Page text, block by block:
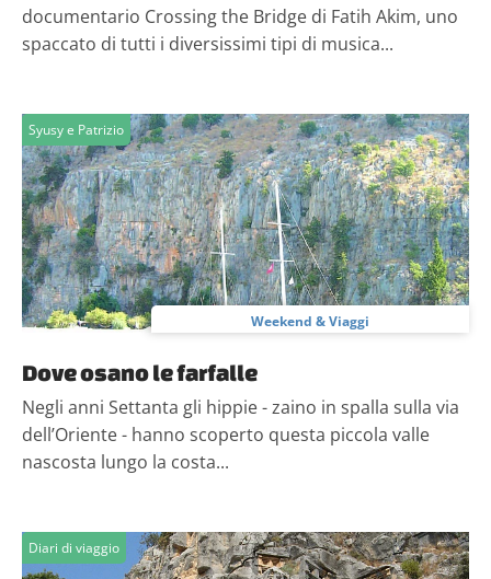
documentario Crossing the Bridge di Fatih Akim, uno
spaccato di tutti i diversissimi tipi di musica...
Syusy e Patrizio
Weekend & Viaggi
Dove osano le farfalle
Negli anni Settanta gli hippie - zaino in spalla sulla via
dell’Oriente - hanno scoperto questa piccola valle
nascosta lungo la costa...
Diari di viaggio